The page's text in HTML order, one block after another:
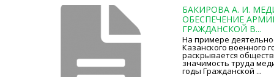
БАКИРОВА А. И.
ОБЕСПЕЧЕНИЕ
ГРАЖДАНСКОЙ В...
На примере
Казанского военного
раскрывается
значимость труда
годы Гражданской ...